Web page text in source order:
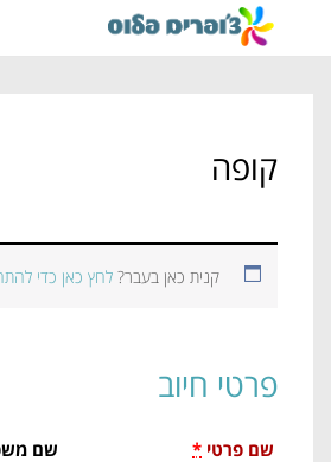
קופה
קנית כאן בעבר? לחץ כאן כדי
פרטי חיוב
שם פרטי * שם